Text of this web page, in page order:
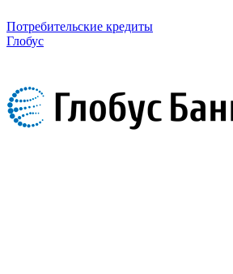
Потребительские кредиты
Глобус